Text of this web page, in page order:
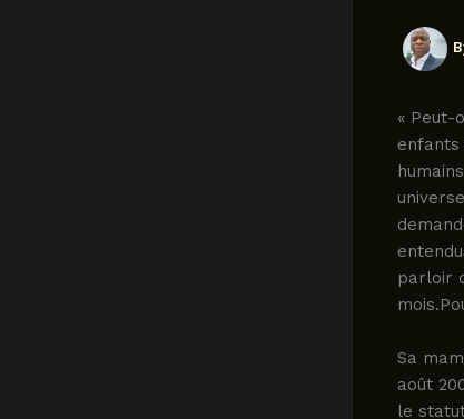
« Peut-
enfants
parloir
Sa
août
le